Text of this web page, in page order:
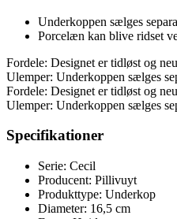
Underkoppen sælges
Porcelæn kan blive ridset
Fordele: Designet er tidløst og
Ulemper: Underkoppen sælges
Fordele: Designet er tidløst og
Ulemper: Underkoppen sælges
Specifikationer
Serie: Cecil
Producent: Pillivuyt
Produkttype: Underkop
Diameter: 16,5 cm